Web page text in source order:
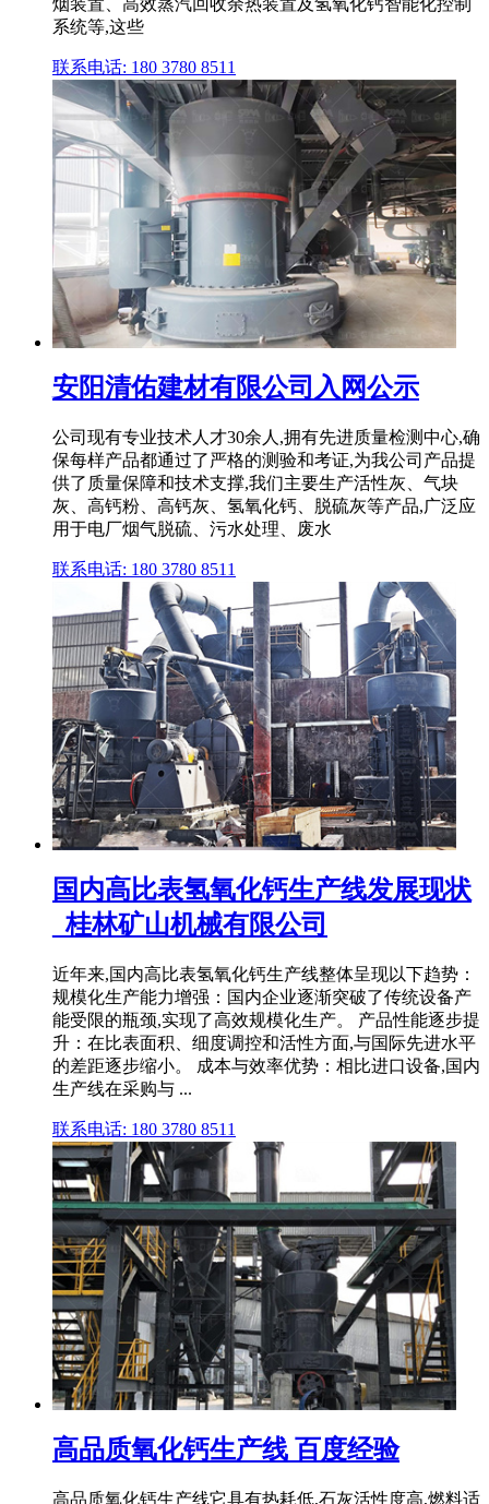
烟装置、高效蒸汽回收余热装置及氢氧化钙智能化控制
系统等,这些
联系电话: 180 3780 8511
安阳清佑建材有限公司入网公示
公司现有专业技术人才30余人,拥有先进质量检测中心,确
保每样产品都通过了严格的测验和考证,为我公司产品提
供了质量保障和技术支撑,我们主要生产活性灰、气块
灰、高钙粉、高钙灰、氢氧化钙、脱硫灰等产品,广泛应
用于电厂烟气脱硫、污水处理、废水
联系电话: 180 3780 8511
国内高比表氢氧化钙生产线发展现状
_桂林矿山机械有限公司
近年来,国内高比表氢氧化钙生产线整体呈现以下趋势：
规模化生产能力增强：国内企业逐渐突破了传统设备产
能受限的瓶颈,实现了高效规模化生产。 产品性能逐步提
升：在比表面积、细度调控和活性方面,与国际先进水平
的差距逐步缩小。 成本与效率优势：相比进口设备,国内
生产线在采购与 ...
联系电话: 180 3780 8511
高品质氧化钙生产线 百度经验
高品质氧化钙生产线它具有热耗低,石灰活性度高,燃料适